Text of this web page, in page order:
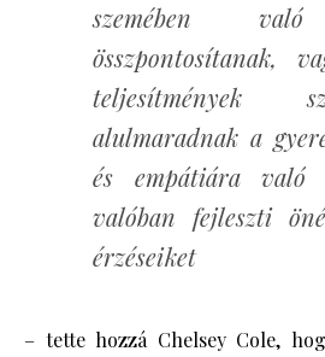
szemében való
összpontosítanak,
teljesítmények
alulmaradnak a
és empátiára való
valóban fejleszti
érzéseiket
– tette hozzá Chelsey Cole,